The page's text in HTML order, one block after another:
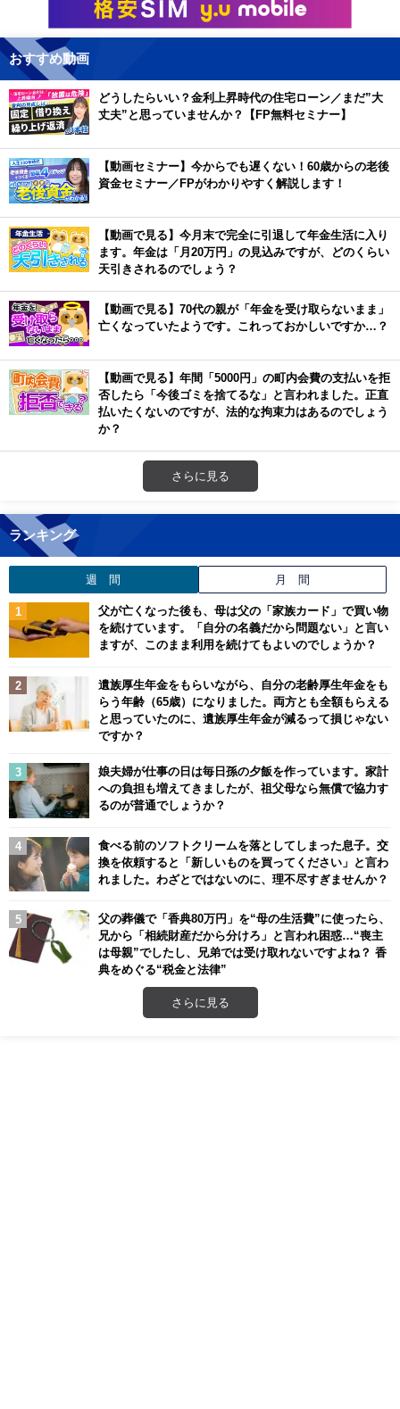
おすすめ動画
どうしたらいい？金利上昇時代の住宅ローン／まだ”大
丈夫”と思っていませんか？【FP無料セミナー】
【動画セミナー】今からでも遅くない！60歳からの老後
資金セミナー／FPがわかりやすく解説します！
【動画で見る】今月末で完全に引退して年金生活に入り
ます。年金は「月20万円」の見込みですが、どのくらい
天引きされるのでしょう？
【動画で見る】70代の親が「年金を受け取らないまま」
亡くなっていたようです。これっておかしいですか…？
【動画で見る】年間「5000円」の町内会費の支払いを拒
否したら「今後ゴミを捨てるな」と言われました。正直
払いたくないのですが、法的な拘束力はあるのでしょう
か？
さらに見る
ランキング
週 間 月 間
父が亡くなった後も、母は父の「家族カード」で買い物
を続けています。「自分の名義だから問題ない」と言い
ますが、このまま利用を続けてもよいのでしょうか？
遺族厚生年金をもらいながら、自分の老齢厚生年金をも
らう年齢（65歳）になりました。両方とも全額もらえる
と思っていたのに、遺族厚生年金が減るって損じゃない
ですか？
娘夫婦が仕事の日は毎日孫の夕飯を作っています。家計
への負担も増えてきましたが、祖父母なら無償で協力す
るのが普通でしょうか？
食べる前のソフトクリームを落としてしまった息子。交
換を依頼すると「新しいものを買ってください」と言わ
れました。わざとではないのに、理不尽すぎませんか？
父の葬儀で「香典80万円」を“母の生活費”に使ったら、
兄から「相続財産だから分けろ」と言われ困惑…“喪主
は母親”でしたし、兄弟では受け取れないですよね？ 香
典をめぐる“税金と法律”
さらに見る